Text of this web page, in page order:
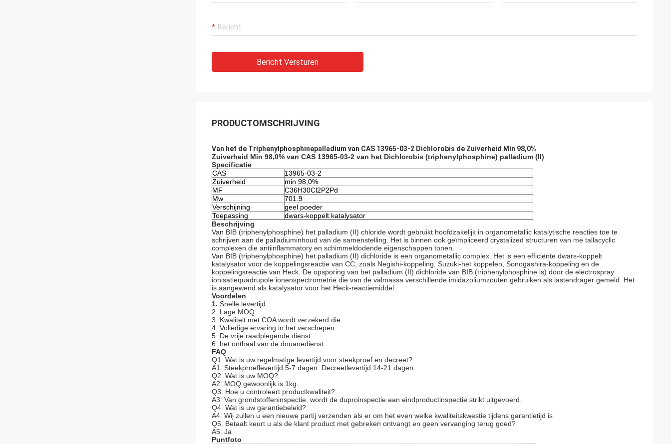
Bericht Versturen
PRODUCTOMSCHRIJVING
Van het de Triphenylphosphinepalladium van CAS 13965-03-2 Dichlorobis de Zuiverheid Min 98,0%
Zuiverheid Min 98,0% van CAS 13965-03-2 van het Dichlorobis (triphenylphosphine) palladium (II)
Specificatie
CAS
13965-03-2
Zuiverheid
min 98,0%
MF
C36H30Cl2P2Pd
Mw
701.9
Verschijning
geel poeder
Toepassing
dwars-koppelt katalysator
Beschrijving
Van BIB (triphenylphosphine) het palladium (II) chloride wordt gebruikt hoofdzakelijk in organometallic katalytische reacties toe te
schrijven aan de palladiuminhoud van de samenstelling. Het is binnen ook geïmpliceerd crystalized structuren van me tallacyclic
complexen die antiinflammatory en schimmeldodende eigenschappen tonen.
Van BIB (triphenylphosphine) het palladium (II) dichloride is een organometallic complex. Het is een efficiënte dwars-koppelt
katalysator voor de koppelingsreactie van CC, zoals Negishi-koppeling, Suzuki-het koppelen, Sonogashira-koppeling en de
koppelingsreactie van Heck. De opsporing van het palladium (II) dichloride van BIB (triphenylphosphine is) door de electrospray
ionisatiequadrupole ionenspectrometrie die van de valmassa verschillende imidazoliumzouten gebruiken als lastendrager gemeld. Het
is aangewend als katalysator voor het Heck-reactiemiddel.
Voordelen
1. Snelle levertijd
2. Lage MOQ
3. Kwaliteit met COA wordt verzekerd die
4. Volledige ervaring in het verschepen
5. De vrije raadplegende dienst
6. het onthaal van de douanedienst
FAQ
Q1: Wat is uw regelmatige levertijd voor steekproef en decreet?
A1: Steekproeflevertijd 5-7 dagen. Decreetlevertijd 14-21 dagen.
Q2: Wat is uw MOQ?
A2: MOQ gewoonlijk is 1kg.
Q3: Hoe u controleert productkwaliteit?
A3: Van grondstoffeninspectie, wordt de duproinspectie aan eindproductinspectie strikt uitgevoerd.
Q4: Wat is uw garantiebeleid?
A4: Wij zullen u een nieuwe partij verzenden als er om het even welke kwaliteitskwestie tijdens garantietijd is
Q5: Betaalt keurt u als de klant product met gebreken ontvangt en geen vervanging terug goed?
A5: Ja
Puntfoto